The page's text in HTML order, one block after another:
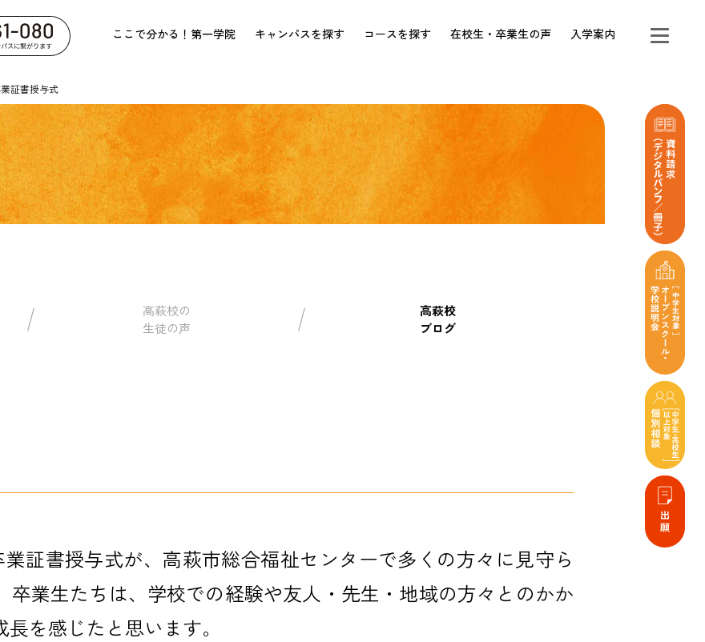
ここで分かる！第一学院 キャンパスを探す コースを探す 在校生・卒業生の声 入学案内
証書授与式
高萩校の
生徒の声
高萩校
ブログ
証書授与式が、高萩市総合福祉センターで多くの方々に見守ら
卒業生たちは、学校での経験や友人・先生・地域の方々とのかか
を感じたと思います。